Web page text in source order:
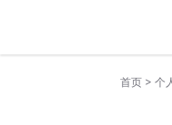
首页 > 个